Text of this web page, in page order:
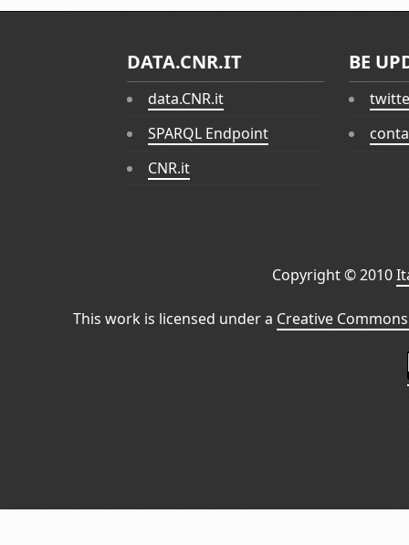
DATA.CNR.IT
data.CNR.it
SPARQL Endpoint
CNR.it
BE
Copyright © 2010
This work is licensed under a Creative